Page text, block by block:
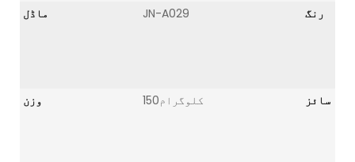
ماڈل JN-A029 رنگ
وزن کلوگرام150 سائز